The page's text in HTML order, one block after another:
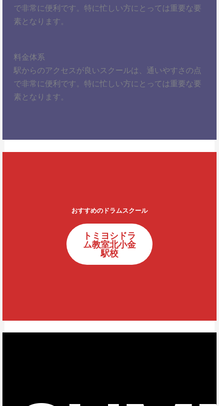
で非常に便利です。特に忙しい方にとっては重要な要
素となります。
料金体系
駅からのアクセスが良いスクールは、通いやすさの点
で非常に便利です。特に忙しい方にとっては重要な要
素となります。
おすすめのドラムスクール
トミヨシドラ
ム教室北小金
駅校